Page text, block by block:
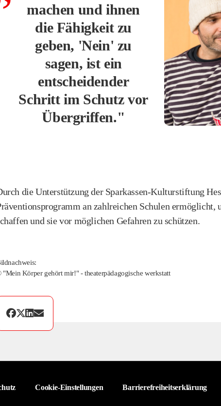
machen und ihnen
die Fähigkeit zu
geben, 'Nein' zu
sagen, ist ein
entscheidender
Schritt im Schutz vor
Übergriffen."​
die Unterstützung der Sparkassen-Kulturstiftung
an zahlreichen Schulen ermöglicht,
und sie vor möglichen Gefahren zu schützen.
"Mein Körper gehört mir!" - theaterpädagogische werkstatt
Cookie-Einstellungen Barrierefreiheitserklärung